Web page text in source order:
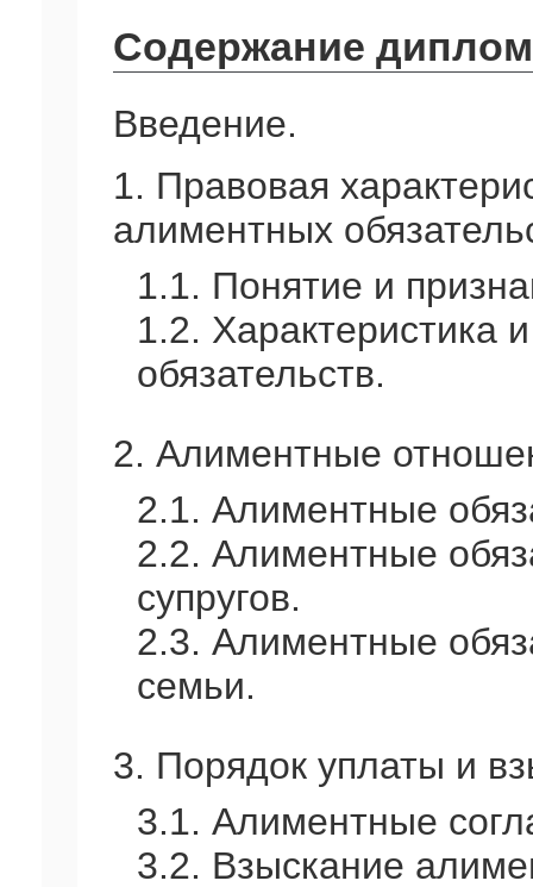
Содержание
Введение.
1. Правовая
алиментных
1.1. Понятие и
1.2. Характеристика
обязательств.
2. Алиментные
2.1. Алиментные
2.2. Алиментные
супругов.
2.3. Алиментные
семьи.
3. Порядок уплаты и
3.1. Алиментные
3.2. Взыскание